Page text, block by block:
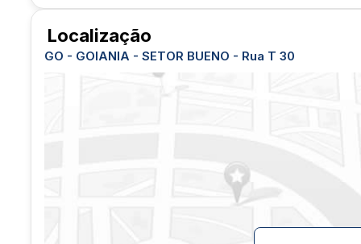
Localização
GO - GOIANIA - SETOR BUENO - Rua T 30